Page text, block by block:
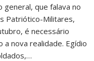
que falava no
Patriótico-Militares,
é necessário
nova realidade. Egídio